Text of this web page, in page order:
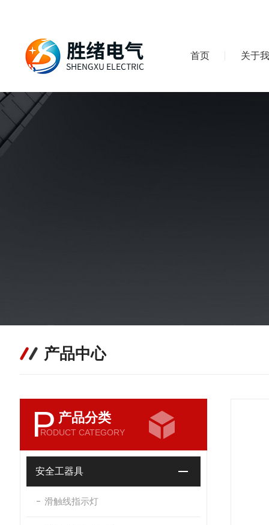
首页 关于
产品中心
P 产品分类
RODUCT CATEGORY
安全工器具
滑触线指示灯